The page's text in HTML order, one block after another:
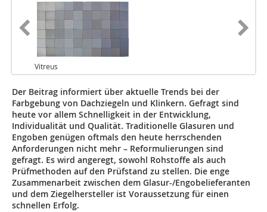
Vitreus
Der Beitrag informiert über aktuelle Trends bei der
Farbgebung von Dachziegeln und Klinkern. Gefragt sind
heute vor allem Schnelligkeit in der Entwicklung,
Individualität und Qualität. Traditionelle Glasuren und
Engoben genügen oftmals den heute herrschenden
Anforderungen nicht mehr – Reformulierungen sind
gefragt. Es wird angeregt, sowohl Rohstoffe als auch
Prüfmethoden auf den Prüfstand zu stellen. Die enge
Zusammenarbeit zwischen dem Glasur-/Engobelieferanten
und dem Ziegelhersteller ist Voraussetzung für einen
schnellen Erfolg.